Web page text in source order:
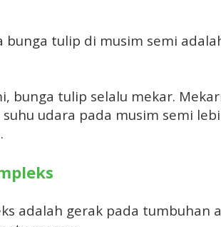
bunga tulip di musim semi
bunga tulip selalu mekar.
udara pada musim semi
adalah gerak pada tumbuhan